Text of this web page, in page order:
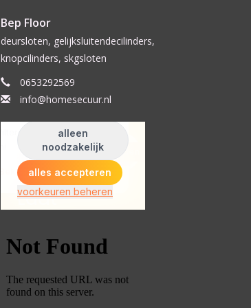
Bep Floor
deursloten, gelijksluitendecilinders,
knopcilinders, skgsloten
0653292569
info@homesecuur.nl